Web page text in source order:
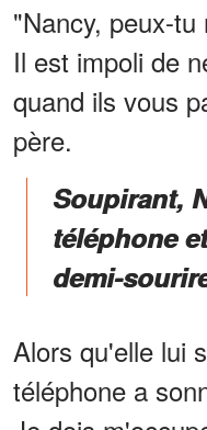
"Nancy, peux-
Il est impoli de
quand ils vous
père.
Soupirant,
téléphone
demi-
Alors qu'elle lui
téléphone a